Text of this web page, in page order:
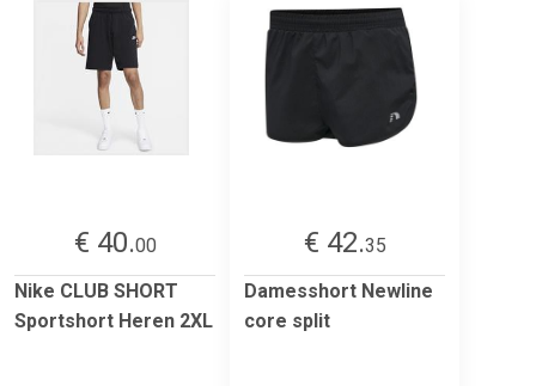
€ 40.00
Nike CLUB SHORT
Sportshort Heren 2XL
€ 42.35
Damesshort Newline
core split